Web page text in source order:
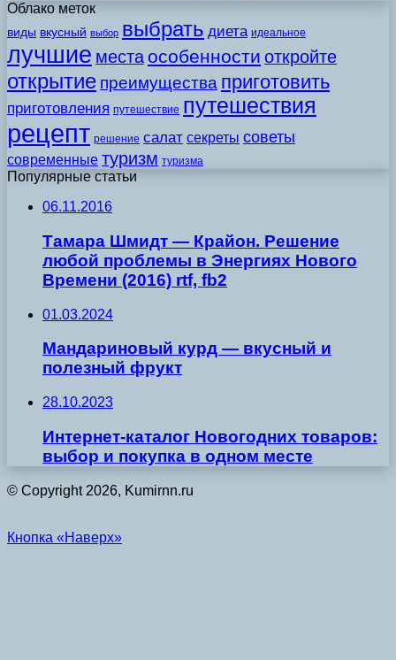
Облако меток
виды вкусный выбор выбрать диета идеальное
лучшие места особенности откройте
открытие преимущества приготовить
приготовления путешествие путешествия
рецепт решение салат секреты советы
современные туризм туризма
Популярные статьи
06.11.2016
Тамара Шмидт — Крайон. Решение
любой проблемы в Энергиях Нового
Времени (2016) rtf, fb2
01.03.2024
Мандариновый курд — вкусный и
полезный фрукт
28.10.2023
Интернет-каталог Новогодних товаров:
выбор и покупка в одном месте
© Copyright 2026, Kumirnn.ru
Кнопка «Наверх»